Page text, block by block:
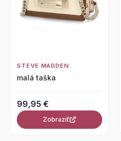
STEVE MADDEN
malá taška
99,95 €
Zobraziť